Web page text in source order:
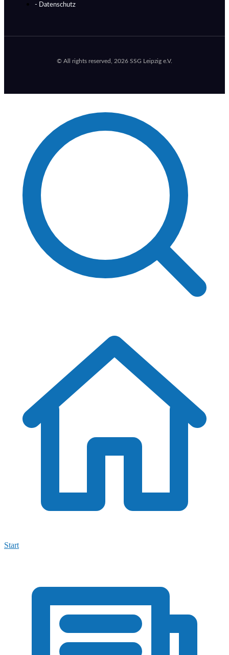
- Datenschutz
© All rights reserved, 2026 SSG Leipzig e.V.
Start